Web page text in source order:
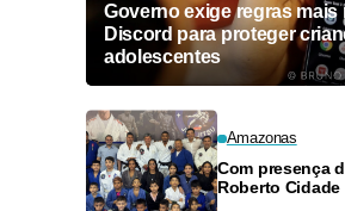
Governo exige regras mais
Discord para proteger
adolescentes
Amazonas
Com presença
Roberto